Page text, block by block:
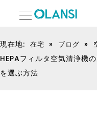
現在地: 在宅 » ブログ »
HEPAフィルタ空気清浄機
を選ぶ方法